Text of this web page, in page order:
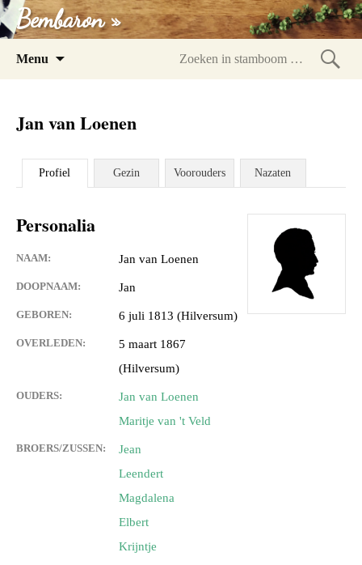
Bembaron »
Menu
Jan van Loenen
Profiel Gezin Voorouders Nazaten
Personalia
NAAM: Jan van Loenen
DOOPNAAM: Jan
GEBOREN: 6 juli 1813 (Hilversum)
OVERLEDEN:
5 maart 1867
(Hilversum)
OUDERS:
Jan van Loenen
Maritje van 't Veld
BROERS/ZUSSEN:
Jean
Leendert
Magdalena
Elbert
Krijntje